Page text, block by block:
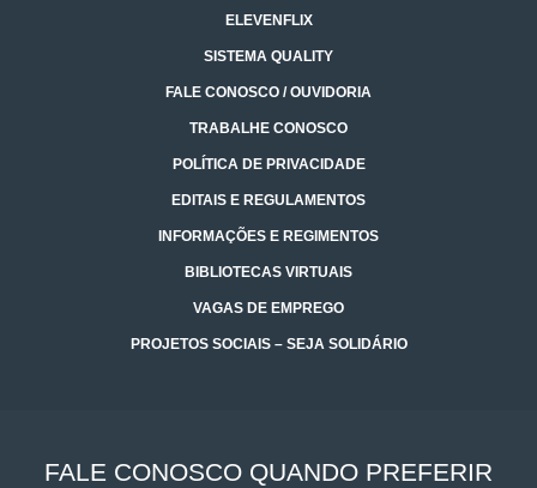
ELEVENFLIX
SISTEMA QUALITY
FALE CONOSCO / OUVIDORIA
TRABALHE CONOSCO
POLÍTICA DE PRIVACIDADE
EDITAIS E REGULAMENTOS
INFORMAÇÕES E REGIMENTOS
BIBLIOTECAS VIRTUAIS
VAGAS DE EMPREGO
PROJETOS SOCIAIS – SEJA SOLIDÁRIO
FALE CONOSCO QUANDO PREFERIR